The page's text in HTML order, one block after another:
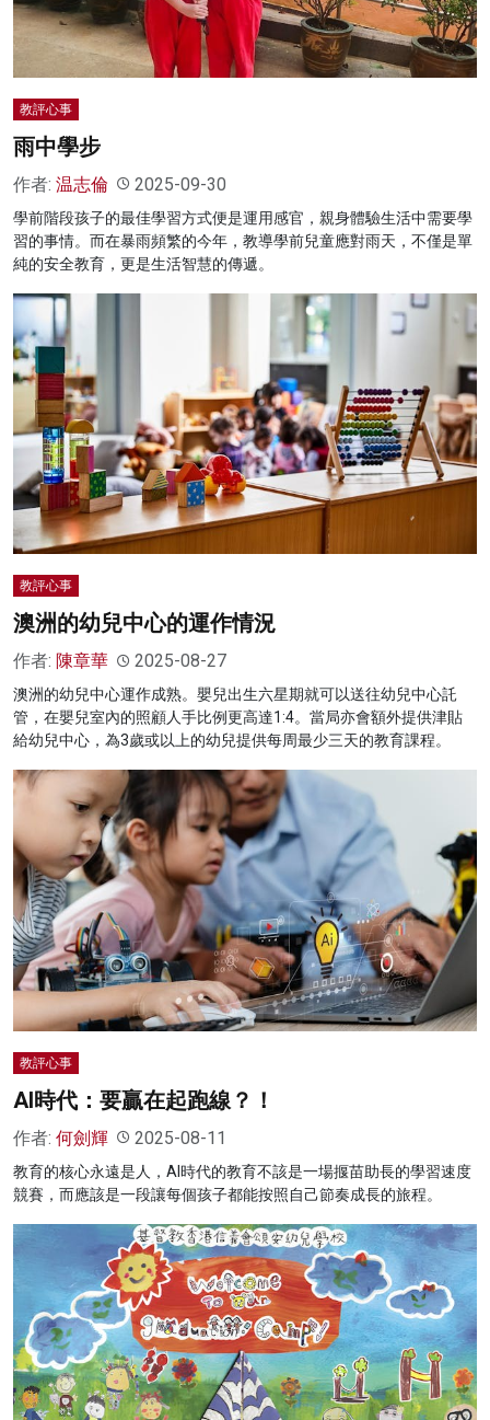
教評心事
雨中學步
作者: 温志倫 2025-09-30
學前階段孩子的最佳學習方式便是運用感官，親身體驗生活中需要學
習的事情。而在暴雨頻繁的今年，教導學前兒童應對雨天，不僅是單
純的安全教育，更是生活智慧的傳遞。
教評心事
澳洲的幼兒中心的運作情況
作者: 陳章華 2025-08-27
澳洲的幼兒中心運作成熟。嬰兒出生六星期就可以送往幼兒中心託
管，在嬰兒室內的照顧人手比例更高達1:4。當局亦會額外提供津貼
給幼兒中心，為3歲或以上的幼兒提供每周最少三天的教育課程。
教評心事
AI時代：要贏在起跑線？！
作者: 何劍輝 2025-08-11
教育的核心永遠是人，AI時代的教育不該是一場揠苗助長的學習速度
競賽，而應該是一段讓每個孩子都能按照自己節奏成長的旅程。